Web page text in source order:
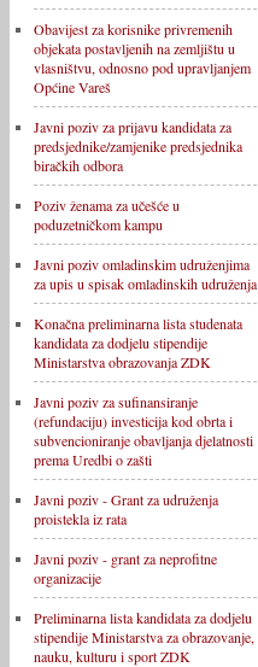
Obavijest za korisnike privremenih
objekata postavljenih na zemljištu u
vlasništvu, odnosno pod upravljanjem
Općine Vareš
Javni poziv za prijavu kandidata za
predsjednike/zamjenike predsjednika
biračkih odbora
Poziv ženama za učešće u
poduzetničkom kampu
Javni poziv omladinskim udruženjima
za upis u spisak omladinskih udruženja
Konačna preliminarna lista studenata
kandidata za dodjelu stipendije
Ministarstva obrazovanja ZDK
Javni poziv za sufinansiranje
(refundaciju) investicija kod obrta i
subvencioniranje obavljanja djelatnosti
prema Uredbi o zašti
Javni poziv - Grant za udruženja
proistekla iz rata
Javni poziv - grant za neprofitne
organizacije
Preliminarna lista kandidata za dodjelu
stipendije Ministarstva za obrazovanje,
nauku, kulturu i sport ZDK